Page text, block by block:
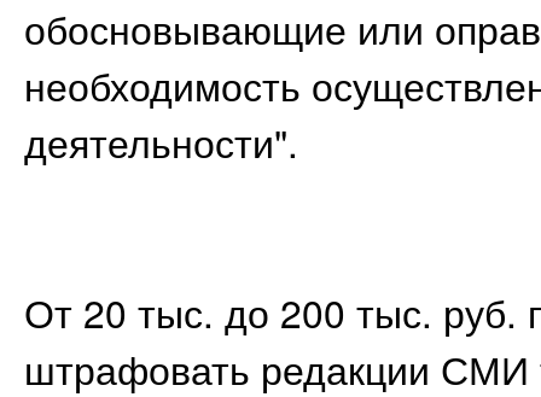
обосновывающие или
необходимость
деятельности".
От 20 тыс. до 200 тыс. руб.
штрафовать редакции СМИ